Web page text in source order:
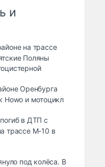
и
на трассе
Поляны
Оренбурга
Howo и мотоцикл
в ДТП с
трассе М-10 в
под колёса. В